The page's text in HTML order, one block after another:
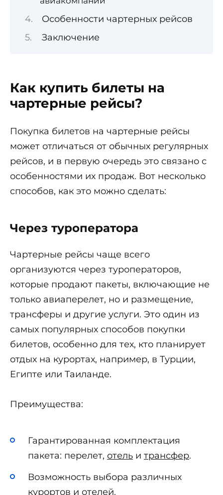
Особенности чартерных рейсов
Заключение
Как купить билеты на
чартерные рейсы?
Покупка билетов на чартерные рейсы
может отличаться от обычных регулярных
рейсов, и в первую очередь это связано с
особенностями их продаж. Вот несколько
способов, как это можно сделать:
Через туроператора
Чартерные рейсы чаще всего
организуются через туроператоров,
которые продают пакеты, включающие не
только авиаперелет, но и размещение,
трансферы и другие услуги. Это один из
самых популярных способов покупки
билетов, особенно для тех, кто планирует
отдых на курортах, например, в Турции,
Египте или Таиланде.
Преимущества:
Гарантированная комплектация
пакета: перелет, отель и трансфер.
Возможность выбора различных
курортов и отелей.